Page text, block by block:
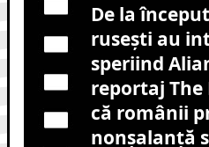
De la
rusești au
speriind
reportaj The
că românii
nonșalanță